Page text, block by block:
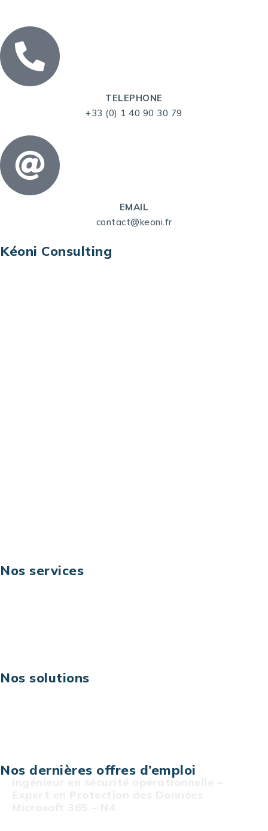
TELEPHONE
+33 (0) 1 40 90 30 79
EMAIL
contact@keoni.fr
Kéoni Consulting
Nos services
Nos solutions
Nos dernières offres d’emploi
Ingénieur en sécurité opérationnelle –